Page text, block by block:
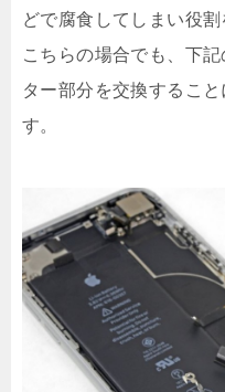
どで腐食してしまい役
こちらの場合でも、下
ター部分を交換するこ
す。